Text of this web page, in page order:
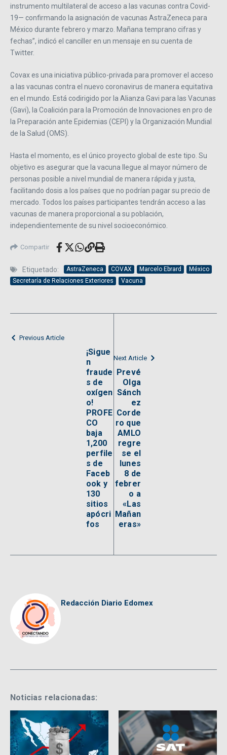
instrumento multilateral de acceso a las vacunas contra Covid-
19— confirmando la asignación de vacunas AstraZeneca para
México durante febrero y marzo. Mañana temprano cifras y
fechas”, indicó el canciller en un mensaje en su cuenta de
Twitter.
Covax es una iniciativa público-privada para promover el acceso
a las vacunas contra el nuevo coronavirus de manera equitativa
en el mundo. Está codirigido por la Alianza Gavi para las Vacunas
(Gavi), la Coalición para la Promoción de Innovaciones en pro de
la Preparación ante Epidemias (CEPI) y la Organización Mundial
de la Salud (OMS).
Hasta el momento, es el único proyecto global de este tipo. Su
objetivo es asegurar que la vacuna llegue al mayor número de
personas posible a nivel mundial de manera rápida y justa,
facilitando dosis a los países que no podrían pagar su precio de
mercado. Todos los países participantes tendrán acceso a las
vacunas de manera proporcional a su población,
independientemente de su nivel socioeconómico.
Compartir
Etiquetado: AstraZeneca COVAX Marcelo Ebrard
México
Secretaría de Relaciones Exteriores
Vacuna
Previous Article
¡Sigue
n
fraude
s de
oxígen
o!
PROFE
CO
baja
1,200
perfile
s de
Faceb
ook y
130
sitios
apócri
fos
Next Article
Prevé
Olga
Sánch
ez
Corde
ro que
AMLO
regre
se el
lunes
8 de
febrer
o a
«Las
Mañan
eras»
Redacción Diario Edomex
Noticias relacionadas: